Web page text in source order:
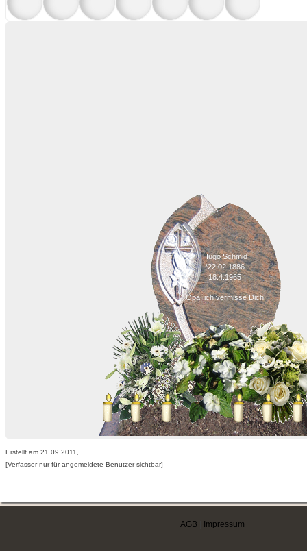
Hugo Schmid
*22.02.1886
18.4.1965
Opa, ich vermisse Dich
Erstellt am 21.09.2011,
[Verfasser nur für angemeldete Benutzer sichtbar]
AGB Impressum